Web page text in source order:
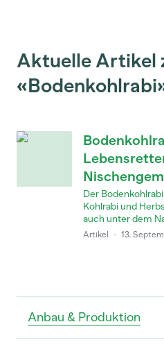
Anbau & Produktion
Aktuelle Artikel
Der
Kohlrabi und
auch unter dem
Artikel · 13.